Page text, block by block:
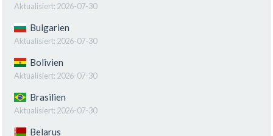
Aktualisiert: 2026-07-30
Bulgarien
Aktualisiert: 2026-07-30
Bolivien
Aktualisiert: 2026-07-30
Brasilien
Aktualisiert: 2026-07-30
Belarus